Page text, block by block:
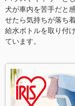
犬が車内を苦手だと
せたら気持ちが落ち
給水ボトルを取り付
ています。